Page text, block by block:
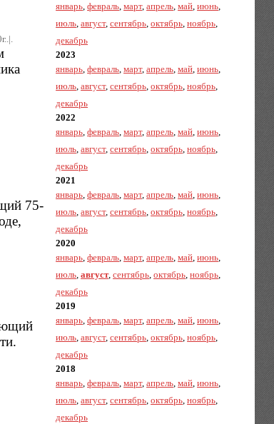
75-
январь,февраль,март,апрель,май,июнь,
июль,август,сентябрь,октябрь,ноябрь,
декабрь
2023
январь,февраль,март,апрель,май,июнь,
июль,август,сентябрь,октябрь,ноябрь,
декабрь
2022
январь,февраль,март,апрель,май,июнь,
июль,август,сентябрь,октябрь,ноябрь,
декабрь
2021
январь,февраль,март,апрель,май,июнь,
июль,август,сентябрь,октябрь,ноябрь,
декабрь
2020
январь,февраль,март,апрель,май,июнь,
июль,август,сентябрь,октябрь,ноябрь,
декабрь
2019
январь,февраль,март,апрель,май,июнь,
июль,август,сентябрь,октябрь,ноябрь,
декабрь
2018
январь,февраль,март,апрель,май,июнь,
июль,август,сентябрь,октябрь,ноябрь,
декабрь